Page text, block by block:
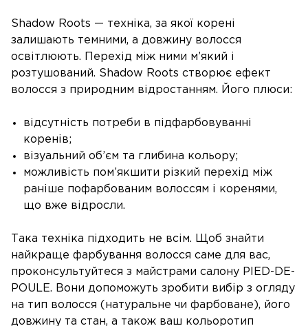
Shadow Roots — техніка, за якої корені
залишають темними, а довжину волосся
освітлюють. Перехід між ними м’який і
розтушований. Shadow Roots створює ефект
волосся з природним відростанням. Його плюси:
відсутність потреби в підфарбовуванні
коренів;
візуальний об’єм та глибина кольору;
можливість пом’якшити різкий перехід між
раніше пофарбованим волоссям і коренями,
що вже відросли.
Така техніка підходить не всім. Щоб знайти
найкраще фарбування волосся саме для вас,
проконсультуйтеся з майстрами салону PIED-DE-
POULE. Вони допоможуть зробити вибір з огляду
на тип волосся (натуральне чи фарбоване), його
довжину та стан, а також ваш кольоротип